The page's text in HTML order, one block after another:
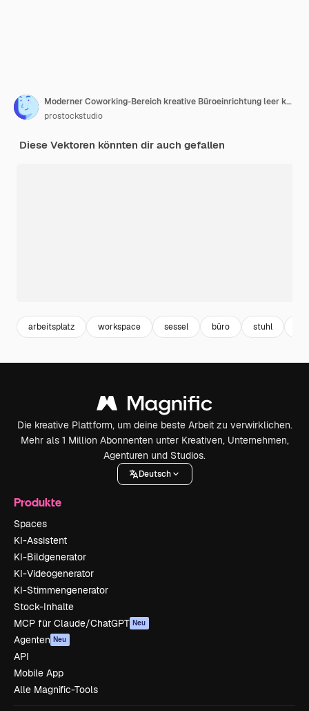
Moderner Coworking-Bereich kreative Büroeinrichtung leer keine Menschen offener Raum horizontale Vektorillustration
prostockstudio
Diese Vektoren könnten dir auch gefallen
arbeitsplatz workspace sessel büro stuhl
Die kreative Plattform, um deine beste Arbeit zu verwirklichen.
Mehr als 1 Million Abonnenten unter Kreativen, Unternehmen,
Agenturen und Studios.
Deutsch
Produkte
Spaces
KI-Assistent
KI-Bildgenerator
KI-Videogenerator
KI-Stimmengenerator
Stock-Inhalte
MCP für Claude/ChatGPT Neu
Agenten Neu
API
Mobile App
Alle Magnific-Tools